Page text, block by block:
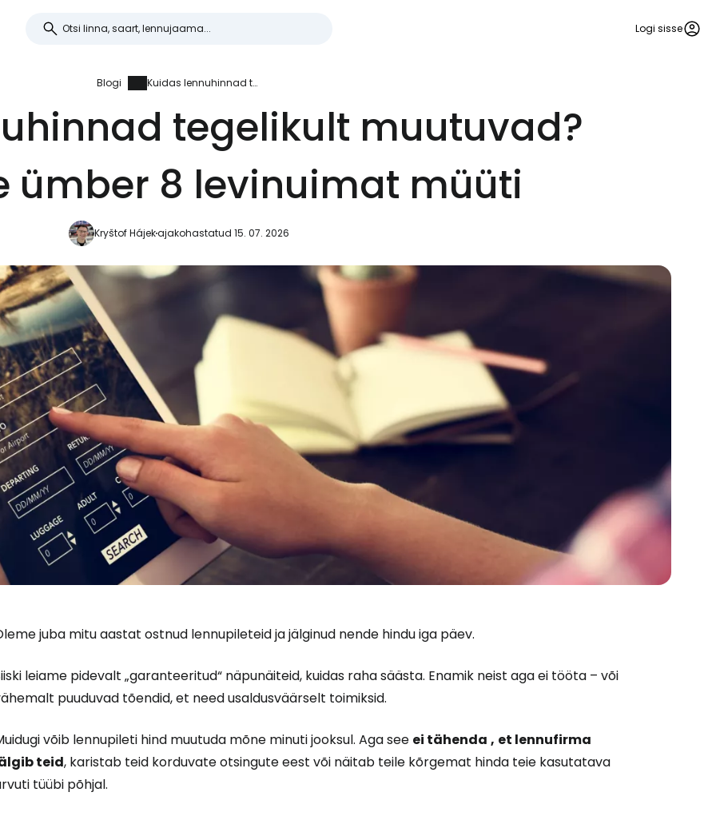
Logi sisse
Blogi Kuidas lennuhinnad tegelikult muutuvad? Lükkame ümber 8 levinuimat müüti
tegelikult muutuvad?
ümber 8 levinuimat müüti
Kryštof Hájekajakohastatud 15. 07. 2026
juba mitu aastat ostnud lennupileteid ja jälginud nende hindu iga päev.
leiame pidevalt „garanteeritud“ näpunäiteid, kuidas raha säästa. Enamik neist aga ei tööta – või
puuduvad tõendid, et need usaldusväärselt toimiksid.
võib lennupileti hind muutuda mõne minuti jooksul. Aga see ei tähenda , et lennufirma
teid, karistab teid korduvate otsingute eest või näitab teile kõrgemat hinda teie kasutatava
tüübi põhjal.